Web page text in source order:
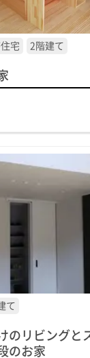
宅 2階建て
て
のリビングと
のお家